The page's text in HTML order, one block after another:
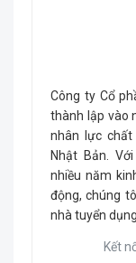
Công ty Cổ
thành lập vào
nhân lực
Nhật Bản.
nhiều năm
động, chúng
nhà tuyển
Kết